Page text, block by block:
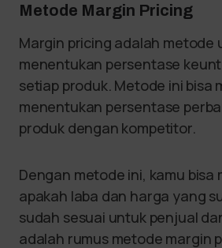
Metode Margin Pricing
Margin pricing adalah metode
menentukan persentase
setiap produk. Metode ini bisa
menentukan persentase
produk dengan kompetitor.
Dengan metode ini, kamu bisa
apakah laba dan harga yang
sudah sesuai untuk penjual
adalah rumus metode margin